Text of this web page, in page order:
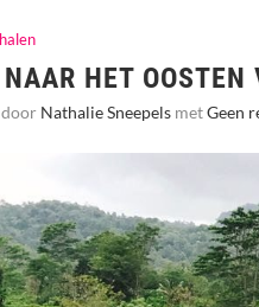
HET OOSTEN
Nathalie Sneepels metGeen